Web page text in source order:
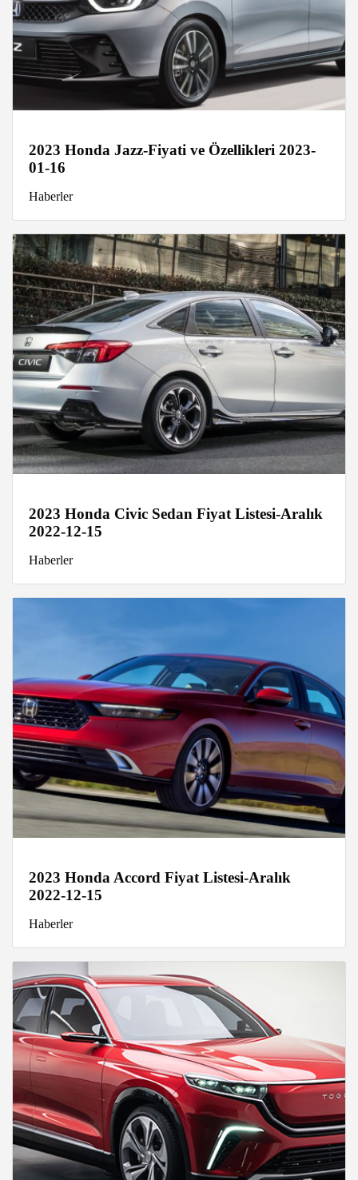
2023 Honda Jazz-Fiyati ve Özellikleri 2023-
01-16
Haberler
2023 Honda Civic Sedan Fiyat Listesi-Aralık
2022-12-15
Haberler
2023 Honda Accord Fiyat Listesi-Aralık
2022-12-15
Haberler